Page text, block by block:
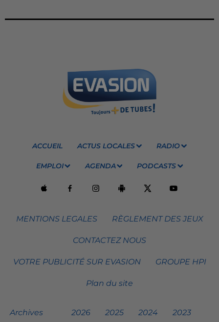
ACCUEIL ACTUS LOCALES RADIO
EMPLOI AGENDA PODCASTS
MENTIONS LEGALES RÈGLEMENT DES JEUX
CONTACTEZ NOUS
VOTRE PUBLICITÉ SUR EVASION GROUPE HPI
Plan du site
Archives 2026 2025 2024 2023